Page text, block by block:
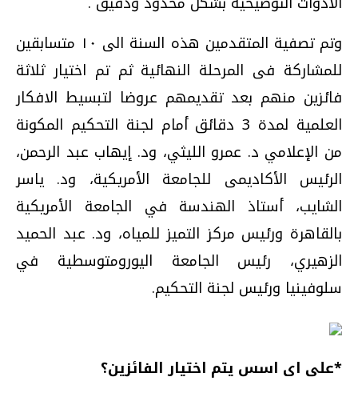
وتم تصفية المتقدمين هذه السنة الى ١٠ متسابقين
للمشاركة فى المرحلة النهائية ثم تم اختيار ثلاثة
فائزين منهم بعد تقديمهم عروضا لتبسيط الافكار
العلمية لمدة 3 دقائق أمام لجنة التحكيم المكونة
من الإعلامي د. عمرو الليثي، ود. إيهاب عبد الرحمن،
الرئيس الأكاديمى للجامعة الأمريكية، ود. ياسر
الشايب، أستاذ الهندسة في الجامعة الأمريكية
بالقاهرة ورئيس مركز التميز للمياه، ود. عبد الحميد
الزهيري، رئيس الجامعة اليورومتوسطية في
سلوفينيا ورئيس لجنة التحكيم.
*على اى اسس يتم اختيار الفائزين؟